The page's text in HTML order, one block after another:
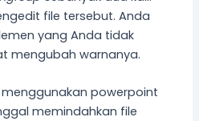
file tersebut. Anda
yang Anda tidak
mengubah warnanya.
powerpoint
memindahkan file